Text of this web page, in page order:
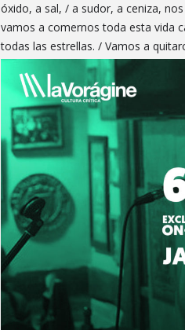
óxido, a sal, / a sudor, a ceniza,
vamos a comernos toda esta vida
todas las estrellas. / Vamos a